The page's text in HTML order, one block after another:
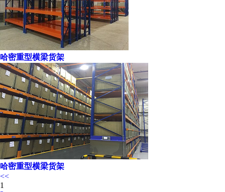
哈密重型横梁货架
哈密重型横梁货架
<<
1